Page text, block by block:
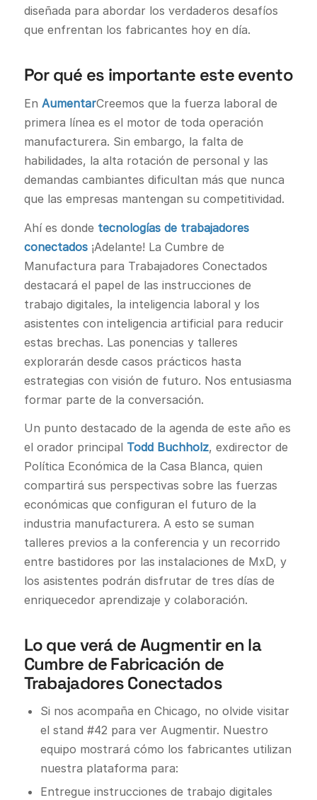
diseñada para abordar los verdaderos desafíos
que enfrentan los fabricantes hoy en día.
Por qué es importante este evento
En AumentarCreemos que la fuerza laboral de
primera línea es el motor de toda operación
manufacturera. Sin embargo, la falta de
habilidades, la alta rotación de personal y las
demandas cambiantes dificultan más que nunca
que las empresas mantengan su competitividad.
Ahí es donde tecnologías de trabajadores
conectados¡Adelante! La Cumbre de
Manufactura para Trabajadores Conectados
destacará el papel de las instrucciones de
trabajo digitales, la inteligencia laboral y los
asistentes con inteligencia artificial para reducir
estas brechas. Las ponencias y talleres
explorarán desde casos prácticos hasta
estrategias con visión de futuro. Nos entusiasma
formar parte de la conversación.
Un punto destacado de la agenda de este año es
el orador principal Todd Buchholz, exdirector de
Política Económica de la Casa Blanca, quien
compartirá sus perspectivas sobre las fuerzas
económicas que configuran el futuro de la
industria manufacturera. A esto se suman
talleres previos a la conferencia y un recorrido
entre bastidores por las instalaciones de MxD, y
los asistentes podrán disfrutar de tres días de
enriquecedor aprendizaje y colaboración.
Lo que verá de Augmentir en la
Cumbre de Fabricación de
Trabajadores Conectados
Si nos acompaña en Chicago, no olvide visitar
el stand #42 para ver Augmentir. Nuestro
equipo mostrará cómo los fabricantes utilizan
nuestra plataforma para:
Entregue instrucciones de trabajo digitales